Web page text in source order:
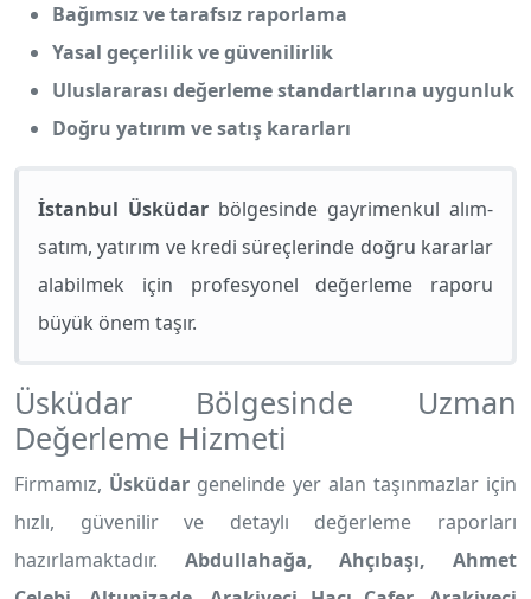
Bağımsız ve tarafsız raporlama
Yasal geçerlilik ve güvenilirlik
Uluslararası değerleme standartlarına uygunluk
Doğru yatırım ve satış kararları
İstanbul Üsküdar bölgesinde gayrimenkul alım-
satım, yatırım ve kredi süreçlerinde doğru kararlar
alabilmek için profesyonel değerleme raporu
büyük önem taşır.
Üsküdar Bölgesinde Uzman
Değerleme Hizmeti
Firmamız, Üsküdar genelinde yer alan taşınmazlar için
hızlı, güvenilir ve detaylı değerleme raporları
hazırlamaktadır. Abdullahağa, Ahçıbaşı, Ahmet